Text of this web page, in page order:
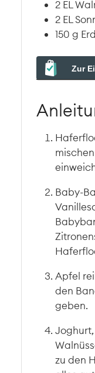
2 EL
2 EL
150 g
Zur
Baby-
Apfel
den
geben.
zu den